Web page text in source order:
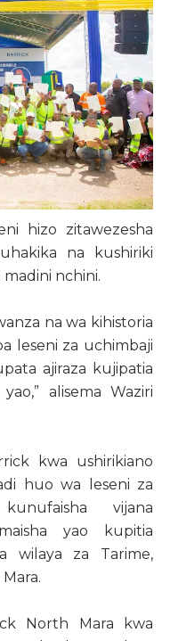
hizo zitawezesha
na kushiriki
nchini.
na wa kihistoria
leseni za uchimbaji
ajiraza kujipatia
alisema Waziri
kwa ushirikiano
huo wa leseni za
vijana
yao kupitia
wilaya za Tarime,
North Mara kwa